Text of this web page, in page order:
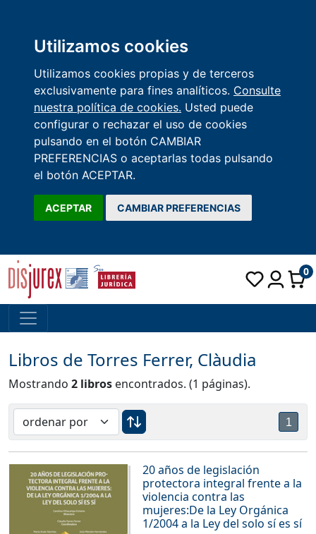
Utilizamos cookies
Utilizamos cookies propias y de terceros
exclusivamente para fines analíticos. Consulte
nuestra política de cookies. Usted puede
configurar o rechazar el uso de cookies
pulsando en el botón CAMBIAR
PREFERENCIAS o aceptarlas todas pulsando
el botón ACEPTAR.
ACEPTAR CAMBIAR PREFERENCIAS
0
Libros de Torres Ferrer, Clàudia
Mostrando 2 libros encontrados. (1 páginas).
1
20 años de legislación
protectora integral frente a la
violencia contra las
mujeres:De la Ley Orgánica
1/2004 a la Ley del solo sí es sí